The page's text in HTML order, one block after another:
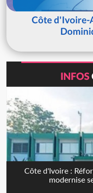
Côte d'Ivoire-
INFOS
Côte d'Ivoire :
modernise